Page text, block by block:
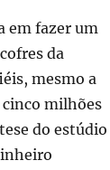
em fazer um
da
mesmo a
cinco milhões
do estúdio